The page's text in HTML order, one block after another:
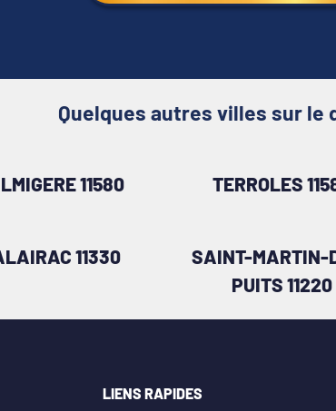
Quelques autres villes sur le
11580 TERROLES
11330
SAINT-MARTIN-
PUITS 11220
LIENS RAPIDES